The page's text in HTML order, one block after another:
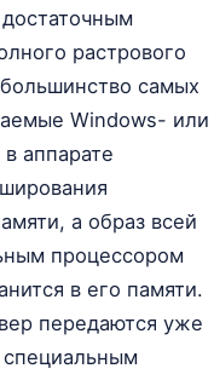
растрового
самых
Windows- или
аппарате
а образ всей
процессором
в его памяти.
передаются уже